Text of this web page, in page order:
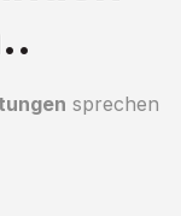
sprechen